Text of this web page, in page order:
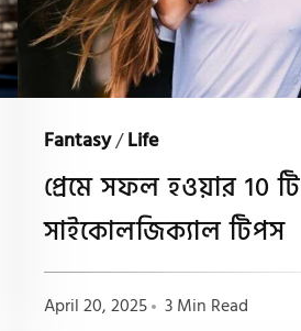
Fantasy/Life
প্রেমে সফল হওয়ার 10 টি
সাইকোলজিক্যাল টিপস
April 20, 2025 3 Min Read